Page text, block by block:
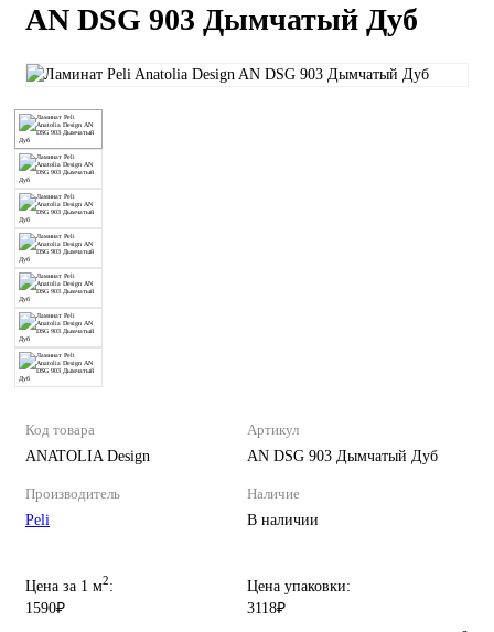
AN DSG 903 Дымчатый Дуб
Код товара
ANATOLIA Design
Артикул
AN DSG 903 Дымчатый Дуб
Производитель
Peli
Наличие
В наличии
Цена за 1 м2:
1590₽
Цена упаковки:
3118₽